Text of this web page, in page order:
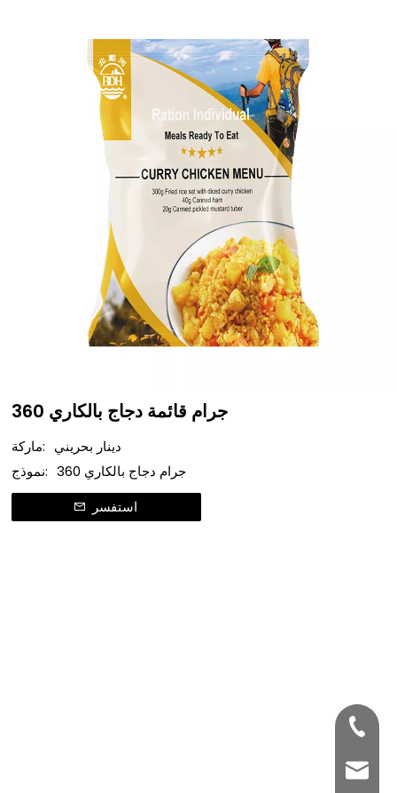
360 جرام قائمة دجاج بالكاري
ماركة: دينار بحريني
نموذج:
360 جرام دجاج بالكاري
استفسر
+86-